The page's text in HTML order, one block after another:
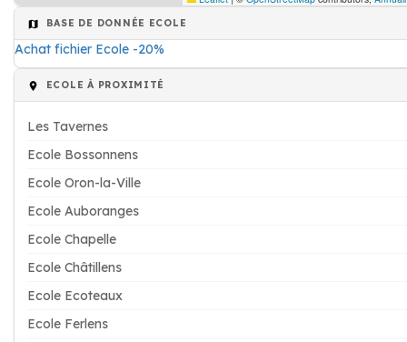
BASE DE DONNÉE ECOLE
Achat fichier Ecole -20%
ECOLE À PROXIMITÉ
Les Tavernes
Ecole Bossonnens
Ecole Oron-la-Ville
Ecole Auboranges
Ecole Chapelle
Ecole Châtillens
Ecole Ecoteaux
Ecole Ferlens